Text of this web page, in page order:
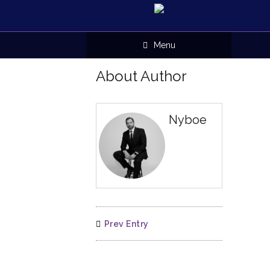
Menu
About Author
Nyboe
Prev Entry